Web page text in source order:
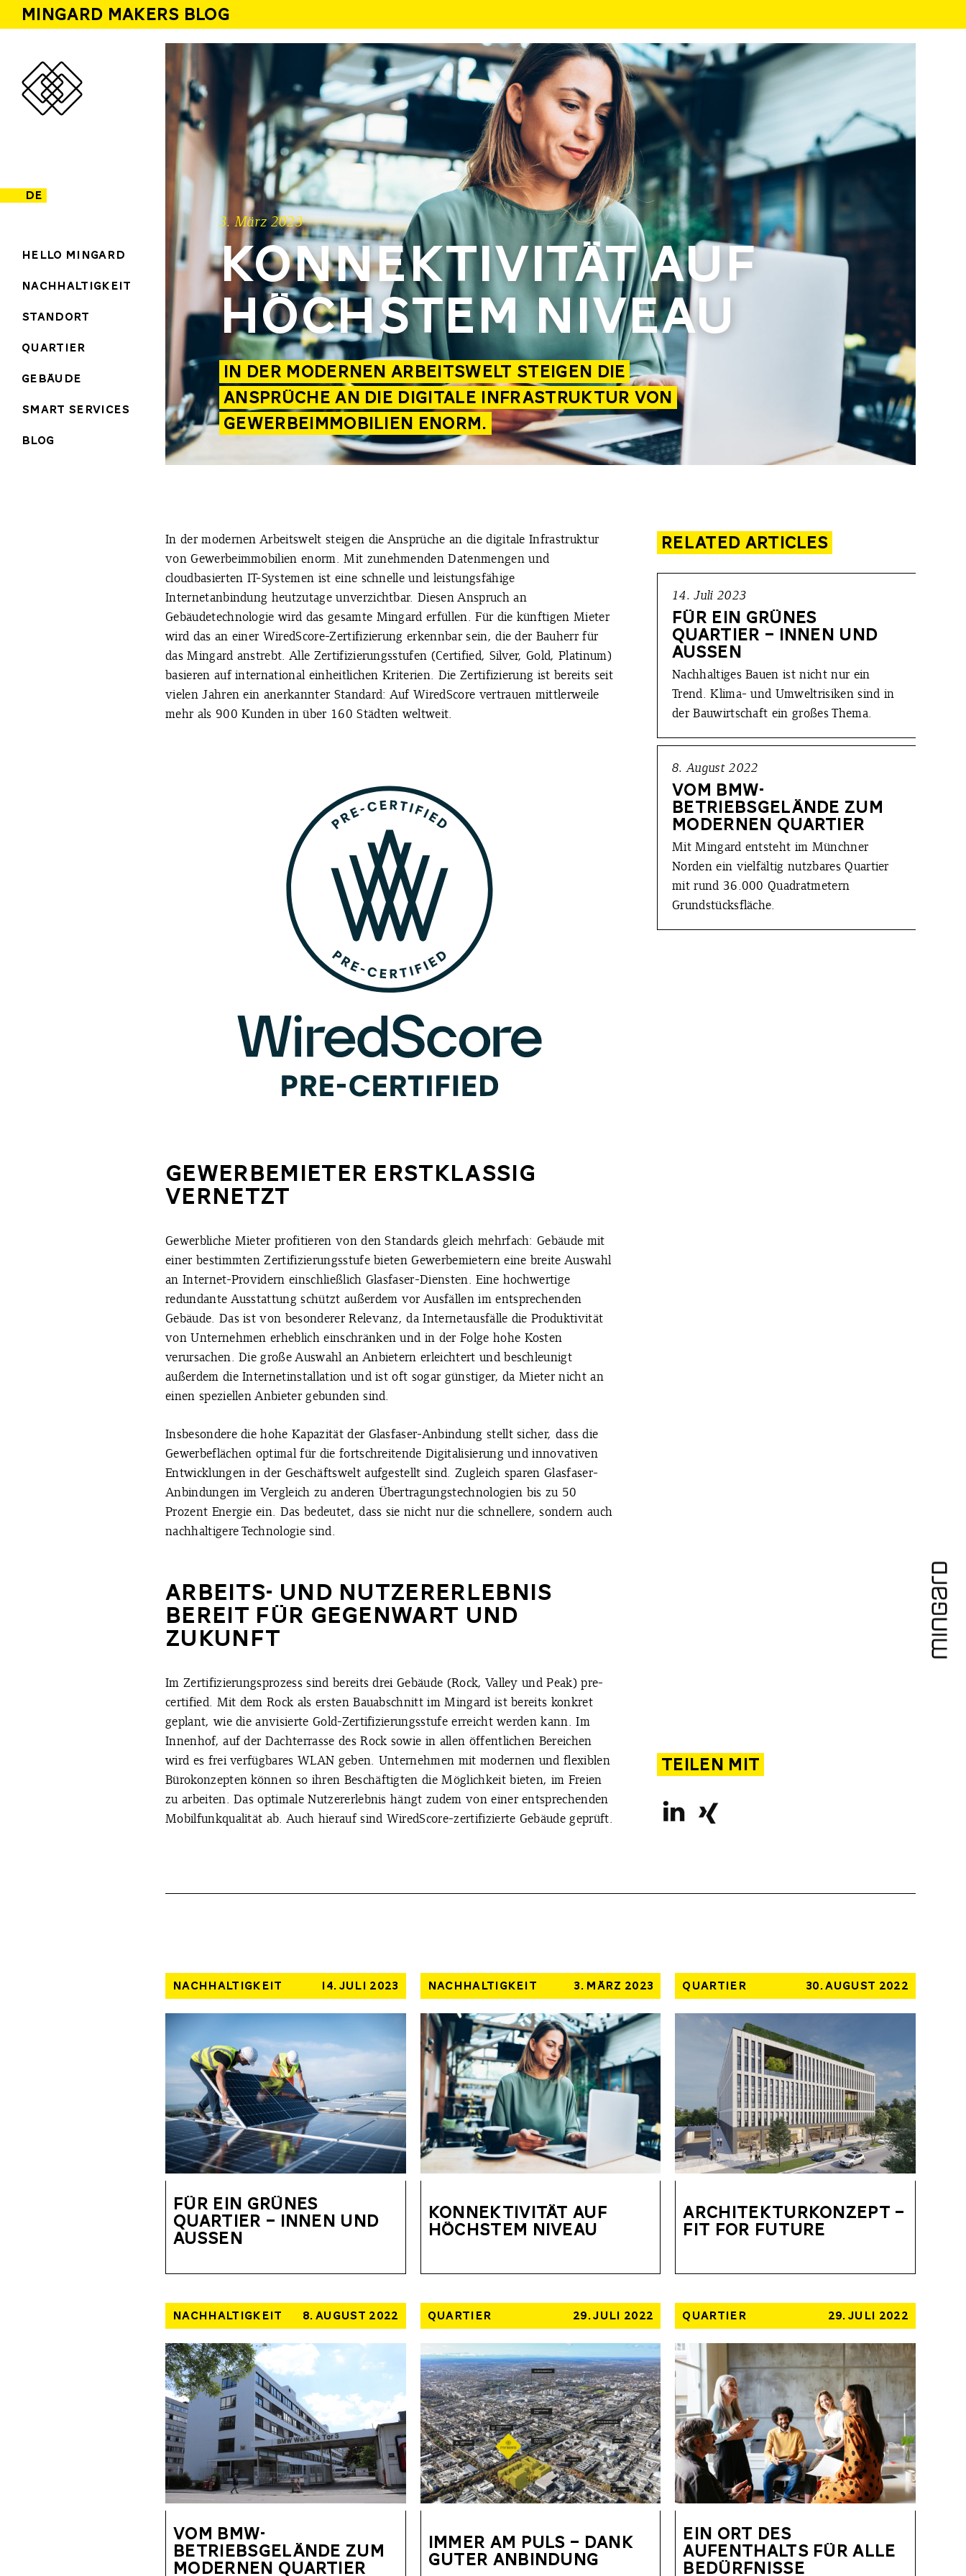
MINGARD MAKERS BLOG
de
Hello Mingard
Nachhaltigkeit
Standort
Quartier
Gebäude
Smart Services
Blog
3. März 2023
KONNEKTIVITÄT AUF
HÖCHSTEM NIVEAU
IN DER MODERNEN ARBEITSWELT STEIGEN DIE
ANSPRÜCHE AN DIE DIGITALE INFRASTRUKTUR VON
GEWERBEIMMOBILIEN ENORM.
In der modernen Arbeitswelt steigen die Ansprüche an die digitale Infrastruktur
von Gewerbeimmobilien enorm. Mit zunehmenden Datenmengen und
cloudbasierten IT-Systemen ist eine schnelle und leistungsfähige
Internetanbindung heutzutage unverzichtbar. Diesen Anspruch an
Gebäudetechnologie wird das gesamte Mingard erfüllen. Für die künftigen Mieter
wird das an einer WiredScore-Zertifizierung erkennbar sein, die der Bauherr für
das Mingard anstrebt. Alle Zertifizierungsstufen (Certified, Silver, Gold, Platinum)
basieren auf international einheitlichen Kriterien. Die Zertifizierung ist bereits seit
vielen Jahren ein anerkannter Standard: Auf WiredScore vertrauen mittlerweile
mehr als 900 Kunden in über 160 Städten weltweit.
GEWERBEMIETER ERSTKLASSIG
VERNETZT
Gewerbliche Mieter profitieren von den Standards gleich mehrfach: Gebäude mit
einer bestimmten Zertifizierungsstufe bieten Gewerbemietern eine breite Auswahl
an Internet-Providern einschließlich Glasfaser-Diensten. Eine hochwertige
redundante Ausstattung schützt außerdem vor Ausfällen im entsprechenden
Gebäude. Das ist von besonderer Relevanz, da Internetausfälle die Produktivität
von Unternehmen erheblich einschränken und in der Folge hohe Kosten
verursachen. Die große Auswahl an Anbietern erleichtert und beschleunigt
außerdem die Internetinstallation und ist oft sogar günstiger, da Mieter nicht an
einen speziellen Anbieter gebunden sind.
Insbesondere die hohe Kapazität der Glasfaser-Anbindung stellt sicher, dass die
Gewerbeflächen optimal für die fortschreitende Digitalisierung und innovativen
Entwicklungen in der Geschäftswelt aufgestellt sind. Zugleich sparen Glasfaser-
Anbindungen im Vergleich zu anderen Übertragungstechnologien bis zu 50
Prozent Energie ein. Das bedeutet, dass sie nicht nur die schnellere, sondern auch
nachhaltigere Technologie sind.
ARBEITS- UND NUTZERERLEBNIS
BEREIT FÜR GEGENWART UND
ZUKUNFT
Im Zertifizierungsprozess sind bereits drei Gebäude (Rock, Valley und Peak) pre-
certified. Mit dem Rock als ersten Bauabschnitt im Mingard ist bereits konkret
geplant, wie die anvisierte Gold-Zertifizierungsstufe erreicht werden kann. Im
Innenhof, auf der Dachterrasse des Rock sowie in allen öffentlichen Bereichen
wird es frei verfügbares WLAN geben. Unternehmen mit modernen und flexiblen
Bürokonzepten können so ihren Beschäftigten die Möglichkeit bieten, im Freien
zu arbeiten. Das optimale Nutzererlebnis hängt zudem von einer entsprechenden
Mobilfunkqualität ab. Auch hierauf sind WiredScore-zertifizierte Gebäude geprüft.
RELATED ARTICLES
14. Juli 2023
FÜR EIN GRÜNES
QUARTIER – INNEN UND
AUSSEN
Nachhaltiges Bauen ist nicht nur ein
Trend. Klima- und Umweltrisiken sind in
der Bauwirtschaft ein großes Thema.
8. August 2022
VOM BMW-
BETRIEBSGELÄNDE ZUM
MODERNEN QUARTIER
Mit Mingard entsteht im Münchner
Norden ein vielfältig nutzbares Quartier
mit rund 36.000 Quadratmetern
Grundstücksfläche.
TEILEN MIT
NACHHALTIGKEIT 14. JULI 2023
FÜR EIN GRÜNES
QUARTIER – INNEN UND
AUSSEN
NACHHALTIGKEIT 3. MÄRZ 2023
KONNEKTIVITÄT AUF
HÖCHSTEM NIVEAU
QUARTIER 30. AUGUST 2022
ARCHITEKTURKONZEPT –
FIT FOR FUTURE
NACHHALTIGKEIT 8. AUGUST 2022
VOM BMW-
BETRIEBSGELÄNDE ZUM
MODERNEN QUARTIER
QUARTIER 29. JULI 2022
IMMER AM PULS – DANK
GUTER ANBINDUNG
QUARTIER 29. JULI 2022
EIN ORT DES
AUFENTHALTS FÜR ALLE
BEDÜRFNISSE